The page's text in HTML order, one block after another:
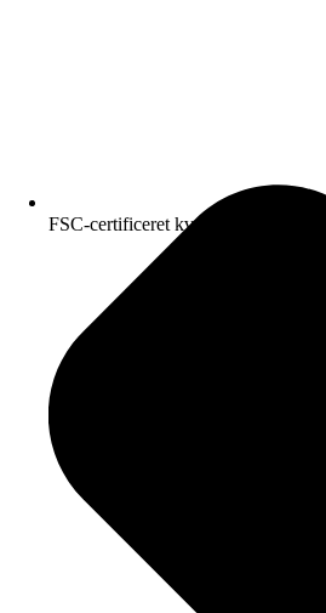
FSC-certificeret kvalitetspapir